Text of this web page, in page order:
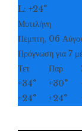
L: +24°
Μυτιλήνη
Πέμπτη, 06
Πρόγνωση για 7
Τετ
Παρ
+34° +30°
+24° +24°